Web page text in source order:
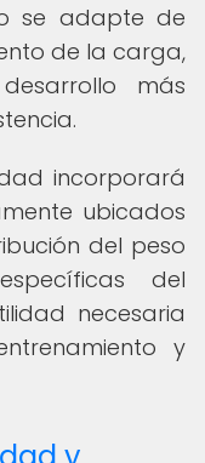
se adapte de
de la carga,
más
incorporará
ubicados
del peso
del
necesaria
y